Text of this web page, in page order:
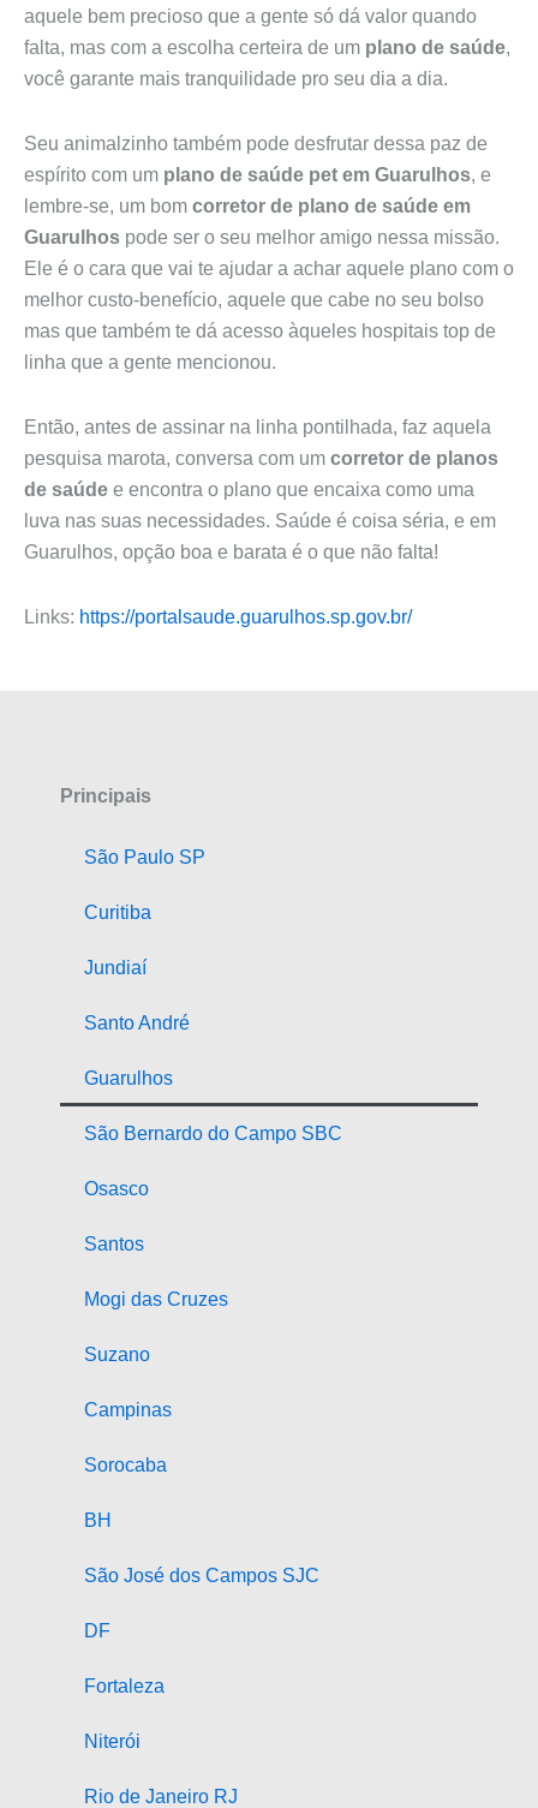
aquele bem precioso que a gente só dá valor quando
falta, mas com a escolha certeira de um plano de saúde,
você garante mais tranquilidade pro seu dia a dia.
Seu animalzinho também pode desfrutar dessa paz de
espírito com um plano de saúde pet em Guarulhos, e
lembre-se, um bom corretor de plano de saúde em
Guarulhos pode ser o seu melhor amigo nessa missão.
Ele é o cara que vai te ajudar a achar aquele plano com o
melhor custo-benefício, aquele que cabe no seu bolso
mas que também te dá acesso àqueles hospitais top de
linha que a gente mencionou.
Então, antes de assinar na linha pontilhada, faz aquela
pesquisa marota, conversa com um corretor de planos
de saúde e encontra o plano que encaixa como uma
luva nas suas necessidades. Saúde é coisa séria, e em
Guarulhos, opção boa e barata é o que não falta!
Links: https://portalsaude.guarulhos.sp.gov.br/
Principais
São Paulo SP
Curitiba
Jundiaí
Santo André
Guarulhos
São Bernardo do Campo SBC
Osasco
Santos
Mogi das Cruzes
Suzano
Campinas
Sorocaba
BH
São José dos Campos SJC
DF
Fortaleza
Niterói
Rio de Janeiro RJ